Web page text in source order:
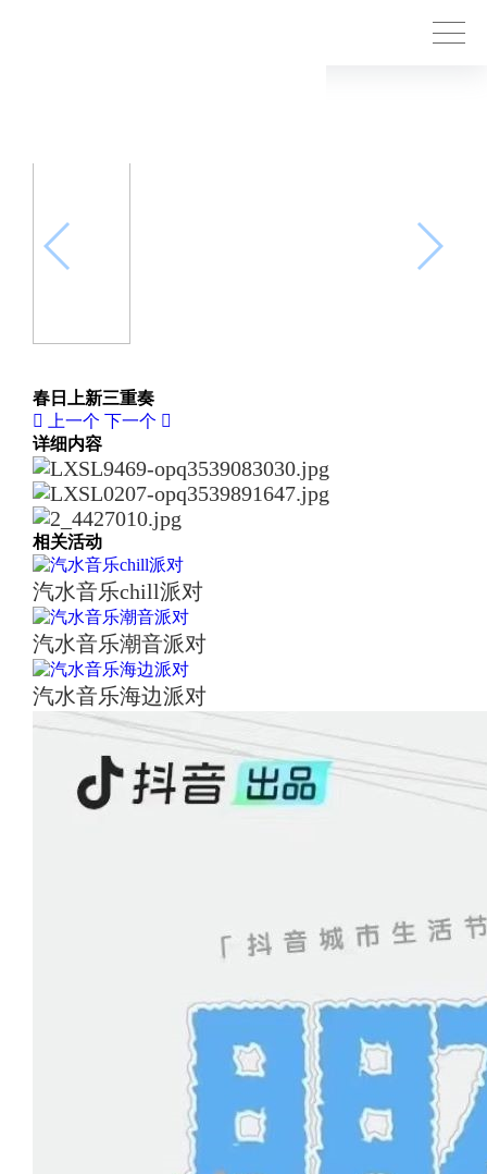
春日上新三重奏
上一个 下一个
详细内容
相关活动
汽水音乐chill派对
汽水音乐潮音派对
汽水音乐海边派对